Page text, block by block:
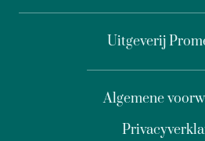
Uitgeverij
Algemene